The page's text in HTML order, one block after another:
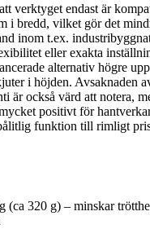
verktyget endast är
i bredd, vilket gör det
inom t.ex.
eller exakta
alternativ högre
i höjden. Avsaknaden
är också värd att notera,
positivt för
funktion till rimligt
(ca 320 g) – minskar